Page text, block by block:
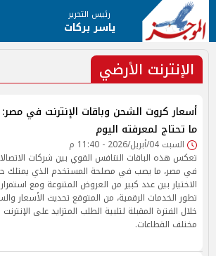
رئيس التحرير
ياسر بركات
الإنترنت الأرضي
أسعار كروت الشحن وباقات الإنترنت في
ما تحتاج لمعرفته اليوم
السبت 04/أبريل/2026 - 11:40 م
تعكس هذه الباقات التنافس القوي بين شركات
في مصر، ما يصب في مصلحة المستخدم الذي يمتلك
الاختيار بين عدد كبير من العروض المتنوعة ومع استمرار
تطور الخدمات الرقمية، من المتوقع تحديث الأسعار
خلال الفترة المقبلة لتلبية الطلب المتزايد على
مختلف القطاعات.